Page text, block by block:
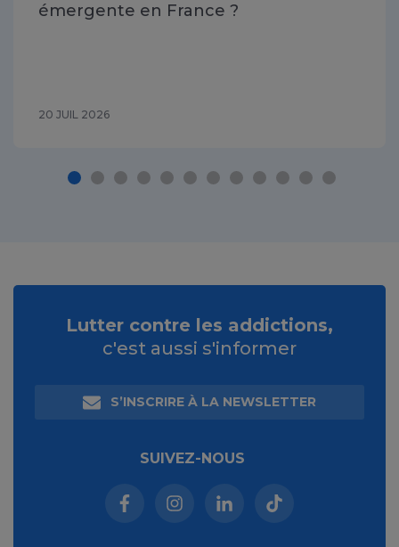
émergente en France ?
20 JUIL 2026
Lutter contre les addictions,
c'est aussi s'informer
S’INSCRIRE À LA NEWSLETTER
SUIVEZ-NOUS
Facebook (nouvelle fenêtre)
Instagram (nouvelle fenêtre)
Linkedin (nouvelle
Tiktok (nouvelle